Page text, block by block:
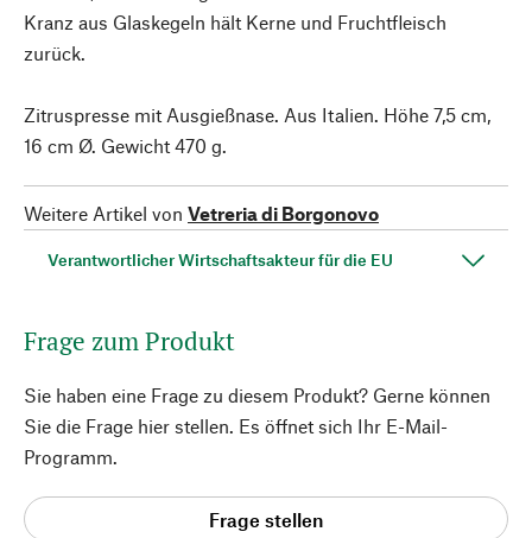
Kranz aus Glaskegeln hält Kerne und Fruchtfleisch
zurück.
Zitruspresse mit Ausgießnase. Aus Italien. Höhe 7,5 cm,
16 cm Ø. Gewicht 470 g.
Weitere Artikel von Vetreria di Borgonovo
Verantwortlicher Wirtschaftsakteur für die EU
Frage zum Produkt
Sie haben eine Frage zu diesem Produkt? Gerne können
Sie die Frage hier stellen. Es öffnet sich Ihr E-Mail-
Programm.
Frage stellen